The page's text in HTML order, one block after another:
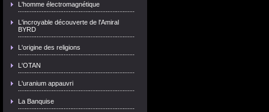
L'homme électromagnétique
L'incroyable découverte de l'Amiral
BYRD
L'origine des religions
L'OTAN
L'uranium appauvri
La Banquise